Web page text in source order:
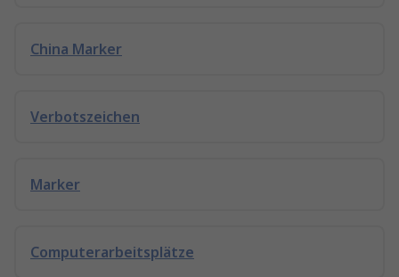
China Marker
Verbotszeichen
Marker
Computerarbeitsplätze